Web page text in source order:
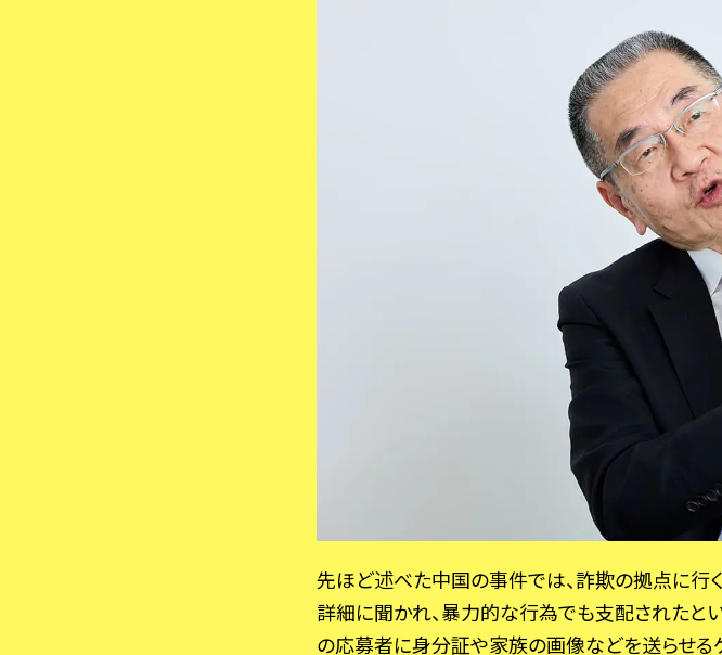
先ほど述べた中国の事件では、詐欺の拠点に行
詳細に聞かれ、暴力的な行為でも支配されたと
の応募者に身分証や家族の画像などを送らせる